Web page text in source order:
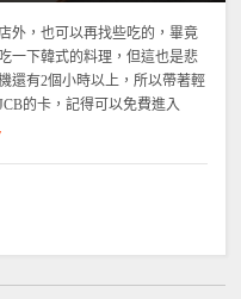
外，也可以再找些吃的，畢竟
一下韓式的料理，但這也是悲
還有2個小時以上，所以帶著輕
的卡，記得可以免費進入